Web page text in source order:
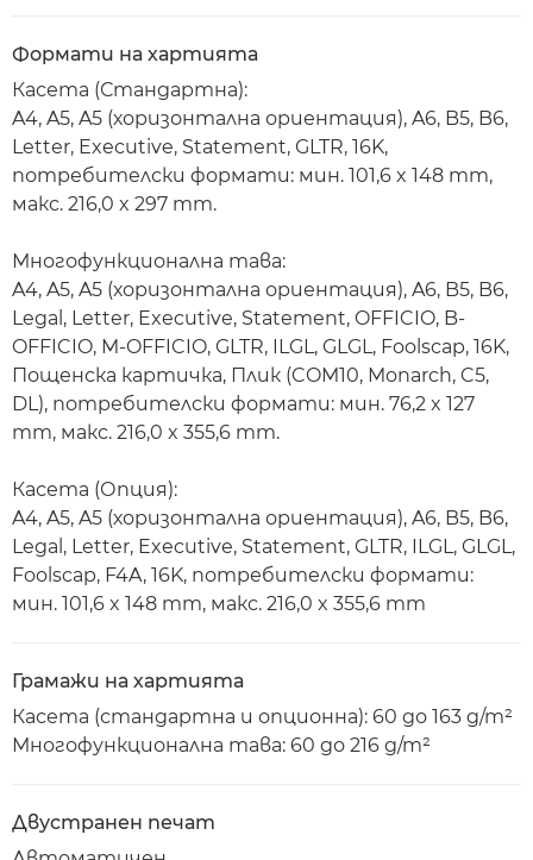
Формати на хартията
Касета (Стандартна):
A4, A5, A5 (хоризонтална ориентация), A6, B5, B6,
Letter, Executive, Statement, GLTR, 16K,
потребителски формати: мин. 101,6 x 148 mm,
макс. 216,0 x 297 mm.
Многофункционална тава:
A4, A5, A5 (хоризонтална ориентация), A6, B5, B6,
Legal, Letter, Executive, Statement, OFFICIO, B-
OFFICIO, M-OFFICIO, GLTR, ILGL, GLGL, Foolscap, 16K,
Пощенска картичка, Плик (COM10, Monarch, C5,
DL), потребителски формати: мин. 76,2 x 127
mm, макс. 216,0 x 355,6 mm.
Касета (Опция):
A4, A5, A5 (хоризонтална ориентация), A6, B5, B6,
Legal, Letter, Executive, Statement, GLTR, ILGL, GLGL,
Foolscap, F4A, 16K, потребителски формати:
мин. 101,6 x 148 mm, макс. 216,0 x 355,6 mm
Грамажи на хартията
Касета (стандартна и опционна): 60 до 163 g/m²
Многофункционална тава: 60 до 216 g/m²
Двустранен печат